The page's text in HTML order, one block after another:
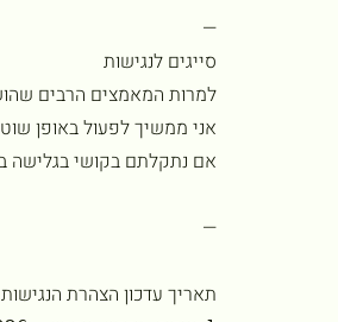
—
סייגים לנגישות
למרות המאמצים הרבים
אני ממשיך לפעול באופן
אם נתקלתם בקושי בגלישה
—
תאריך עדכון הצהרת הנגישות